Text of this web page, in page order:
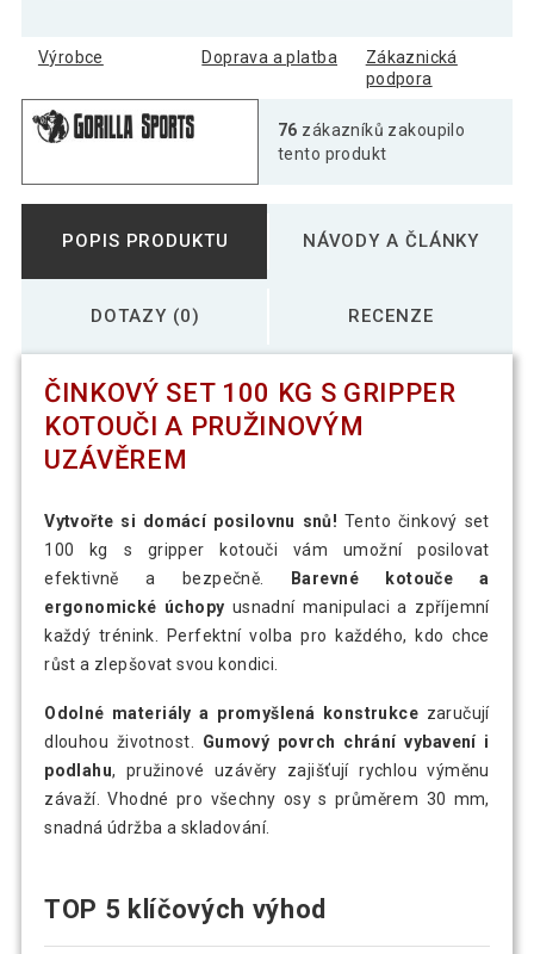
Výrobce Doprava a platba
Zákaznická
podpora
76 zákazníků zakoupilo
tento produkt
POPIS PRODUKTU NÁVODY A ČLÁNKY
DOTAZY (0) RECENZE
ČINKOVÝ SET 100 KG S GRIPPER
KOTOUČI A PRUŽINOVÝM
UZÁVĚREM
Vytvořte si domácí posilovnu snů! Tento činkový set
100 kg s gripper kotouči vám umožní posilovat
efektivně a bezpečně.
Barevné kotouče a
ergonomické úchopy usnadní manipulaci a zpříjemní
každý trénink. Perfektní volba pro každého, kdo chce
růst a zlepšovat svou kondici.
Odolné materiály a promyšlená konstrukce zaručují
dlouhou životnost. Gumový povrch chrání vybavení i
podlahu, pružinové uzávěry zajišťují rychlou výměnu
závaží. Vhodné pro všechny osy s průměrem 30 mm,
snadná údržba a skladování.
TOP 5 klíčových výhod